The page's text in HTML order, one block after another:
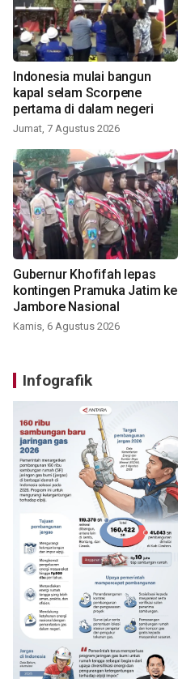
Indonesia mulai bangun
kapal selam Scorpene
pertama di dalam negeri
Jumat, 7 Agustus 2026
Gubernur Khofifah lepas
kontingen Pramuka Jatim ke
Jambore Nasional
Kamis, 6 Agustus 2026
Infografik